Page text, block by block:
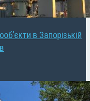
в Запорізькій